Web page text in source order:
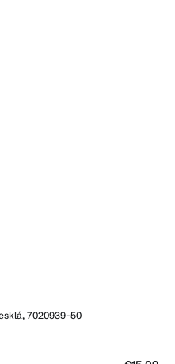
7020939-50